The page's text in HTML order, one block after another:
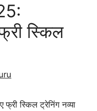
स्किल
फ्री स्किल ट्रेनिंग नव्या